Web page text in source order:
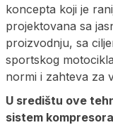
koncepta koji je
projektovana sa
proizvodnju, sa
sportskog
normi i zahteva za
U središtu ove
sistem